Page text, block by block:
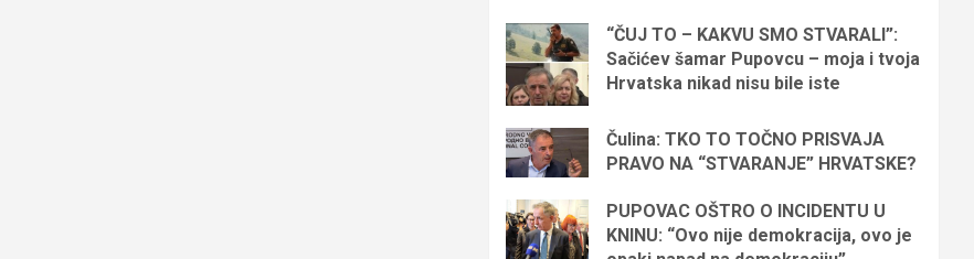
“ČUJ TO – KAKVU SMO STVARALI”:
Sačićev šamar Pupovcu – moja i tvoja
Hrvatska nikad nisu bile iste
Čulina: TKO TO TOČNO PRISVAJA
PRAVO NA “STVARANJE” HRVATSKE?
PUPOVAC OŠTRO O INCIDENTU U
KNINU: “Ovo nije demokracija, ovo je